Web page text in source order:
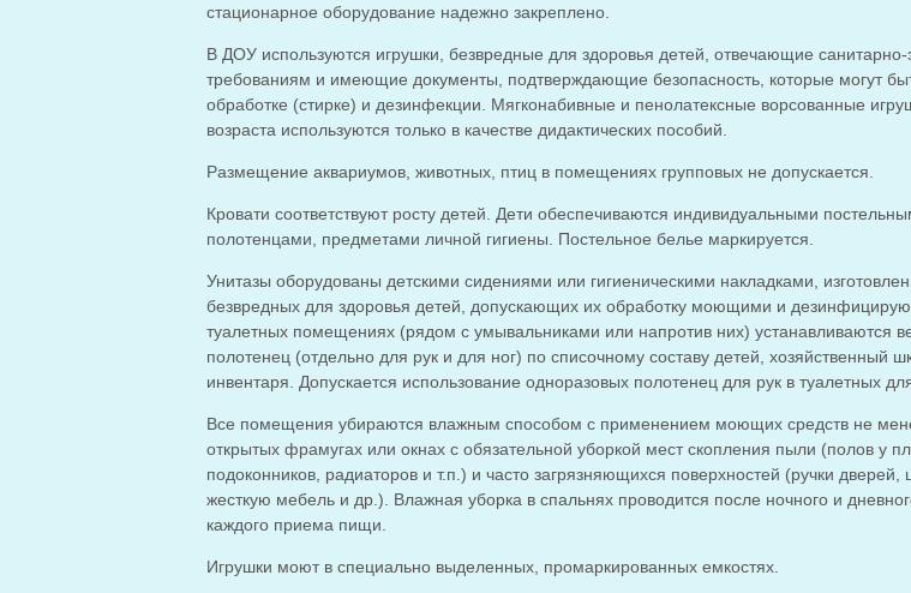
стационарное оборудование надежно закреплено.
В ДОУ используются игрушки, безвредные для здоровья детей, отвечающие
требованиям и имеющие документы, подтверждающие безопасность, которые могут
обработке (стирке) и дезинфекции. Мягконабивные и пенолатексные ворсованные
возраста используются только в качестве дидактических пособий.
Размещение аквариумов, животных, птиц в помещениях групповых не допускается.
Кровати соответствуют росту детей. Дети обеспечиваются индивидуальными
полотенцами, предметами личной гигиены. Постельное белье маркируется.
Унитазы оборудованы детскими сидениями или гигиеническими накладками,
безвредных для здоровья детей, допускающих их обработку моющими и
туалетных помещениях (рядом с умывальниками или напротив них) устанавливаются
полотенец (отдельно для рук и для ног) по списочному составу детей, хозяйственный
инвентаря. Допускается использование одноразовых полотенец для рук в туалетных
Все помещения убираются влажным способом с применением моющих средств не
открытых фрамугах или окнах с обязательной уборкой мест скопления пыли (полов у
подоконников, радиаторов и т.п.) и часто загрязняющихся поверхностей (ручки
жесткую мебель и др.). Влажная уборка в спальнях проводится после ночного и
каждого приема пищи.
Игрушки моют в специально выделенных, промаркированных емкостях.